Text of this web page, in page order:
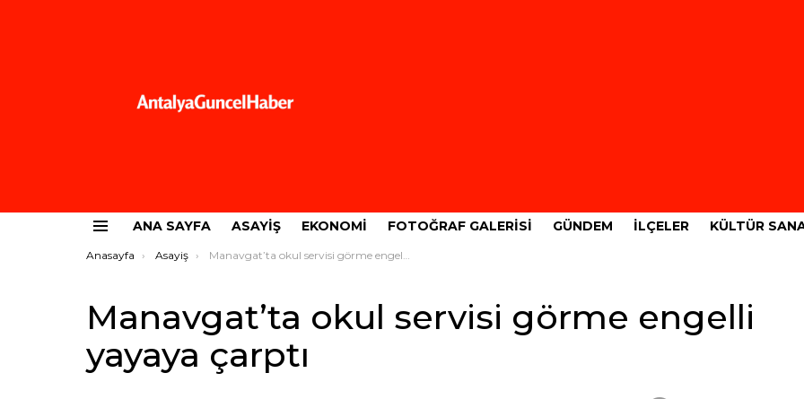
ANA SAYFA ASAYIŞ EKONOMI FOTOĞRAF GALERISI GÜNDEM İLÇELER KÜLTÜR
Buradasınız:
Anasayfa Asayiş Manavgat’ta okul servisi görme engelli yayaya çarptı
Manavgat’ta okul servisi görme engelli
yayaya çarptı